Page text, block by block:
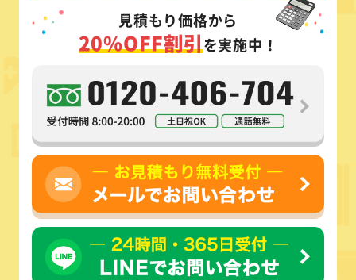
見積もり価格から
20%OFF割引を実施中！